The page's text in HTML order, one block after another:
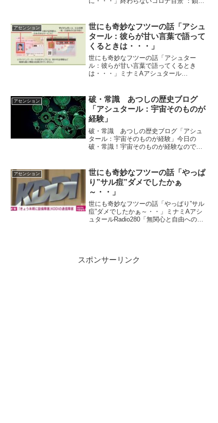
社会を作ろうとあがく日本とても興味深
い記事でした。記事の全文はi...
アセンション
世にも奇妙なフツーの話「アシュ
タール：彼らが甘い言葉で語って
くるときは・・・」
世にも奇妙なフツーの話「アシュター
ル：彼らが甘い言葉で語ってくるとき
は・・・」ミナミAアシュタール
の」vol.828 「長く生きることばかりにフ
ォーカス...
アセンション
破・常識 あつしの歴史ブログ
「アシュタール：宇宙そのものが
経験」
破・常識 あつしの歴史ブログ「アシュ
タール：宇宙そのものが経験」今日の
破・常識！宇宙そのものが経験なので
セージ今日のアシュタールからのメッセ
ージをお伝えします。「宇宙そ...
アセンション
世にも奇妙なフツーの話「やっぱ
り”サル痘”ダメでしたかぁ
～・・」
世にも奇妙なフツーの話「やっぱり”サル
痘”ダメでしたかぁ～・・」ミナミAアシ
ュタールRadio280「無関心と自由への介
スポンサーリンク